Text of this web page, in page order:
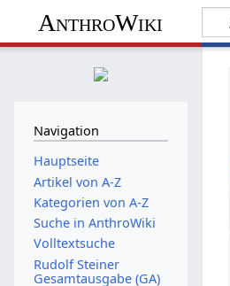
AnthroWiki
Navigation
Hauptseite
Artikel von A-Z
Kategorien von A-Z
Suche in AnthroWiki
Volltextsuche
Rudolf Steiner
Gesamtausgabe (GA)